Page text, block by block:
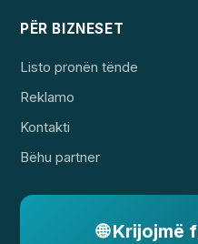
PËR BIZNESET
Listo pronën tënde
Reklamo
Kontakti
Bëhu partner
🌐 Krijojmë